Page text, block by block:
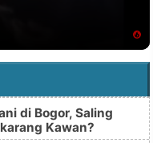
di Bogor, Saling
Kawan?